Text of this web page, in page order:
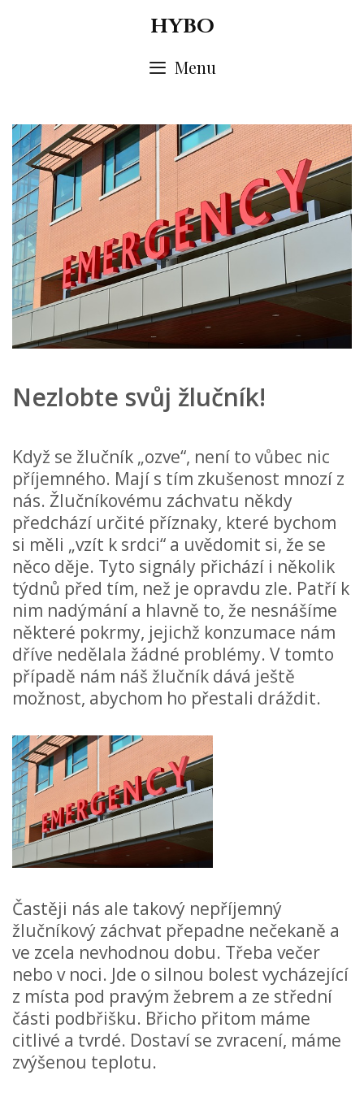
HYBO
Menu
Nezlobte svůj žlučník!
Když se žlučník „ozve“, není to vůbec nic
příjemného. Mají s tím zkušenost mnozí z
nás. Žlučníkovému záchvatu někdy
předchází určité příznaky, které bychom
si měli „vzít k srdci“ a uvědomit si, že se
něco děje. Tyto signály přichází i několik
týdnů před tím, než je opravdu zle. Patří k
nim nadýmání a hlavně to, že nesnášíme
některé pokrmy, jejichž konzumace nám
dříve nedělala žádné problémy. V tomto
případě nám náš žlučník dává ještě
možnost, abychom ho přestali dráždit.
Častěji nás ale takový nepříjemný
žlučníkový záchvat přepadne nečekaně a
ve zcela nevhodnou dobu. Třeba večer
nebo v noci. Jde o silnou bolest vycházející
z místa pod pravým žebrem a ze střední
části podbřišku. Břicho přitom máme
citlivé a tvrdé. Dostaví se zvracení, máme
zvýšenou teplotu.